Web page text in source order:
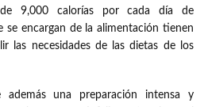
9,000 calorías por cada día de
se encargan de la alimentación tienen
las necesidades de las dietas de los
además una preparación intensa y